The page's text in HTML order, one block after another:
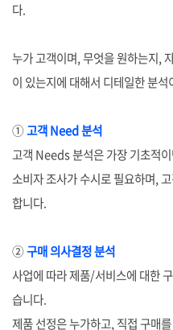
다.
누가 고객이며, 무엇을 원하는지,
이 있는지에 대해서 디테일한 분석
①고객 Need 분석
고객 Needs 분석은 가장 기초적
소비자 조사가 수시로 필요하며,
합니다.
②구매 의사결정 분석
사업에 따라 제품/서비스에 대한
습니다.
제품 선정은 누가하고, 직접 구매